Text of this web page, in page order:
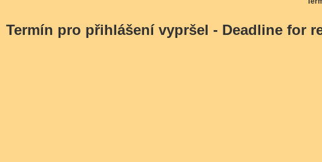
Termín pro přihlášení vypršel - Deadline for